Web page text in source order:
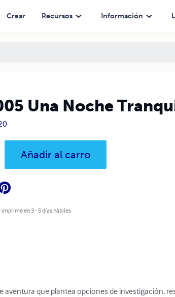
Crear Recursos Información
Una Noche
Añadir al carro
en 3 - 5 días hábiles
aventura que plantea opciones de investigación,